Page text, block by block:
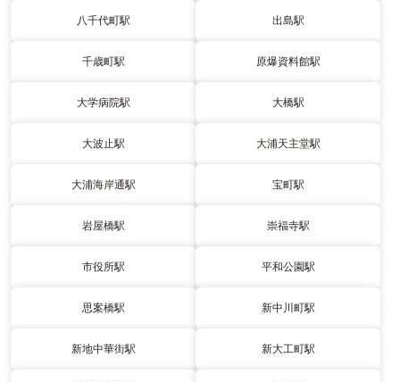
八千代町駅 出島駅
千歳町駅 原爆資料館駅
大学病院駅 大橋駅
大波止駅 大浦天主堂駅
大浦海岸通駅 宝町駅
岩屋橋駅 崇福寺駅
市役所駅 平和公園駅
思案橋駅 新中川町駅
新地中華街駅 新大工町駅